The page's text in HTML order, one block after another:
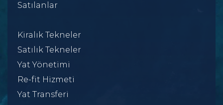
Satılanlar
Kiralık Tekneler
Satılık Tekneler
Yat Yönetimi
Re-fit Hizmeti
Yat Transferi